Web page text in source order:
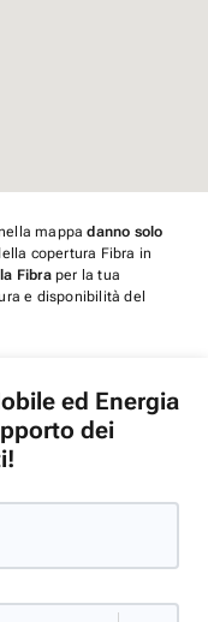
mappadanno solo
copertura Fibra in
Fibraper la tua
e disponibilità del
ed Energia
dei